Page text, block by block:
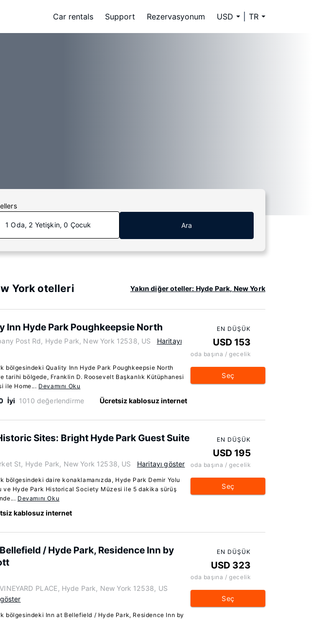
Car rentals Support Rezervasyonum USD TR
1 Oda, 2 Yetişkin, 0 Çocuk Ara
York otelleri Yakın diğer oteller: Hyde Park, New York
Inn Hyde Park Poughkeepsie North
Post Rd, Hyde Park, New York 12538, US
Haritayı
bölgesindeki Quality Inn Hyde Park Poughkeepsie North
tarihi bölgede, Franklin D. Roosevelt Başkanlık Kütüphanesi
ile Home... Devamını Oku
İyi 1010 değerlendirme Ücretsiz kablosuz internet
EN DÜŞÜK
USD 153
oda başına / gecelik
Seç
Sites: Bright Hyde Park Guest Suite
St, Hyde Park, New York 12538, US Haritayı göster
bölgesindeki daire konaklamanızda, Hyde Park Demir Yolu
ve Hyde Park Historical Society Müzesi ile 5 dakika sürüş
Devamını Oku
kablosuz internet
EN DÜŞÜK
USD 195
oda başına / gecelik
Seç
/ Hyde Park, Residence Inn by
PLACE, Hyde Park, New York 12538, US
bölgesindeki Inn at Bellefield / Hyde Park, Residence Inn by
EN DÜŞÜK
USD 323
oda başına / gecelik
Seç